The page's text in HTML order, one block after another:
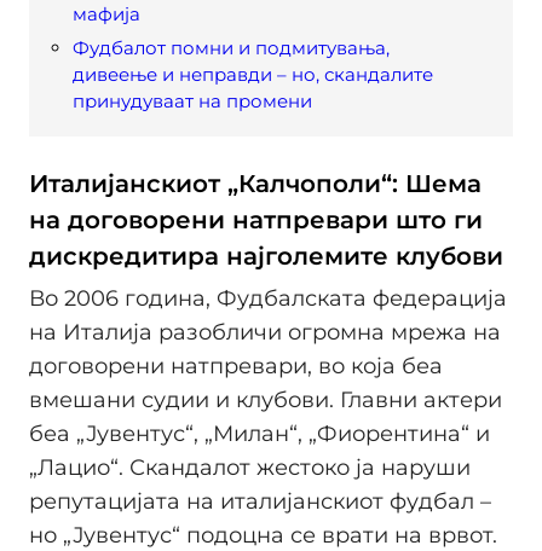
мафија
Фудбалот помни и подмитувања,
дивеење и неправди – но, скандалите
принудуваат на промени
Италијанскиот „Калчополи“: Шема
на договорени натпревари што ги
дискредитира најголемите клубови
Во 2006 година, Фудбалската федерација
на Италија разобличи огромна мрежа на
договорени натпревари, во која беа
вмешани судии и клубови. Главни актери
беа „Јувентус“, „Милан“, „Фиорентина“ и
„Лацио“. Скандалот жестоко ја наруши
репутацијата на италијанскиот фудбал –
но „Јувентус“ подоцна се врати на врвот.